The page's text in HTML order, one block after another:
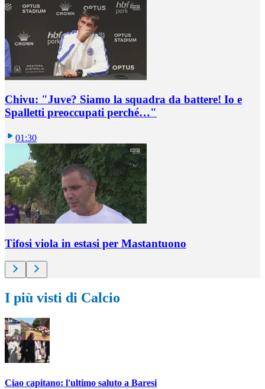
Chivu: "Juve? Siamo la squadra da battere! Io e
Spalletti preoccupati perché…"
01:30
Tifosi viola in estasi per Mastantuono
I più visti di Calcio
Ciao capitano: l'ultimo saluto a Baresi